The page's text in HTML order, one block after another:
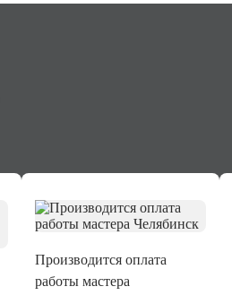
Производится оплата
работы мастера